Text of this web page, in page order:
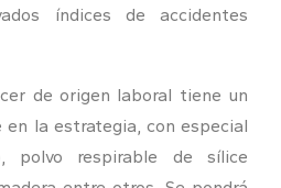
índices de accidentes
de origen laboral tiene un
en la estrategia, con especial
polvo respirable de sílice